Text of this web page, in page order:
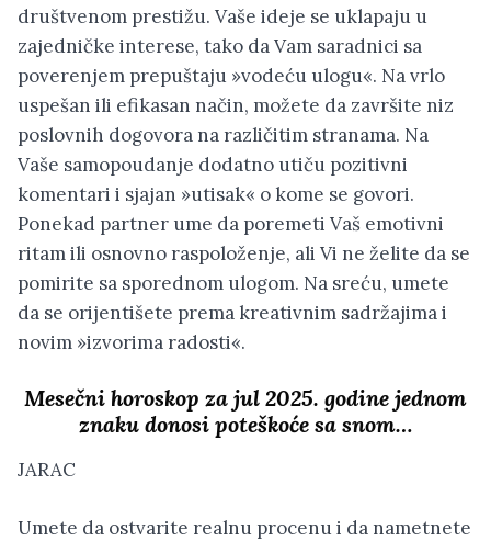
društvenom prestižu. Vaše ideje se uklapaju u
zajedničke interese, tako da Vam saradnici sa
poverenjem prepuštaju »vodeću ulogu«. Na vrlo
uspešan ili efikasan način, možete da završite niz
poslovnih dogovora na različitim stranama. Na
Vaše samopoudanje dodatno utiču pozitivni
komentari i sjajan »utisak« o kome se govori.
Ponekad partner ume da poremeti Vaš emotivni
ritam ili osnovno raspoloženje, ali Vi ne želite da se
pomirite sa sporednom ulogom. Na sreću, umete
da se orijentišete prema kreativnim sadržajima i
novim »izvorima radosti«.
Mesečni horoskop za jul 2025. godine jednom
znaku donosi poteškoće sa snom…
JARAC
Umete da ostvarite realnu procenu i da nametnete